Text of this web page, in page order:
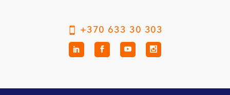
+370 633 30 303